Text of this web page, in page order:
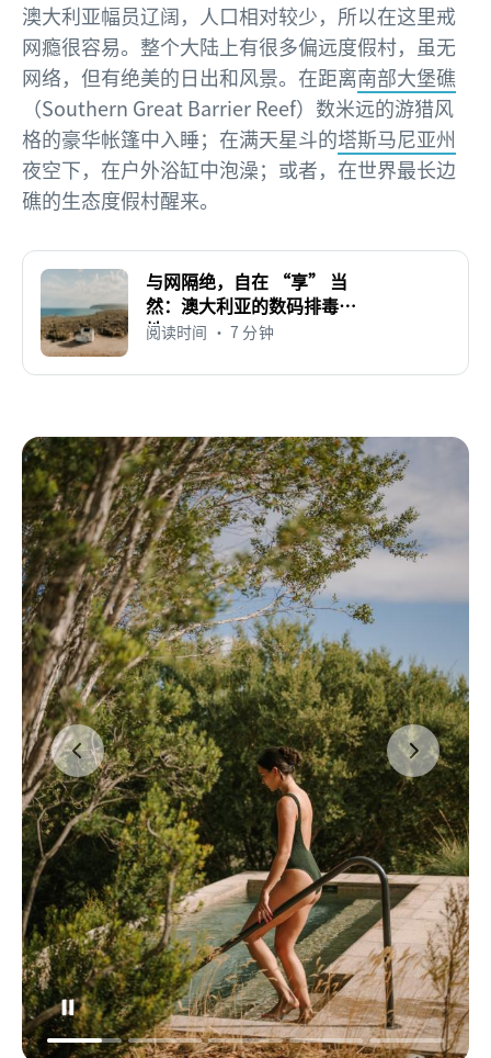
澳大利亚幅员辽阔，人口相对较少，所以在这里戒
网瘾很容易。整个大陆上有很多偏远度假村，虽无
网络，但有绝美的日出和风景。在距离南部大堡礁
（Southern Great Barrier Reef）数米远的游猎风
格的豪华帐篷中入睡；在满天星斗的塔斯马尼亚州
夜空下，在户外浴缸中泡澡；或者，在世界最长边
礁的生态度假村醒来。
与网隔绝，自在 “享” 当
然：澳大利亚的数码排毒胜
地
阅读时间 • 7 分钟